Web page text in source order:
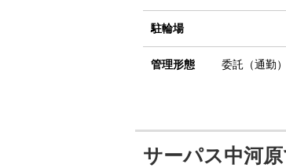
駐輪場
管理形態 委託（通勤）
サーパス中河